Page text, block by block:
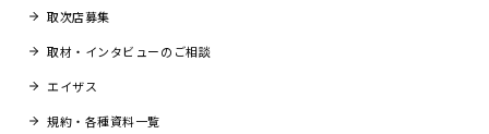
取次店募集
取材・インタビューのご相談
エイザス
規約・各種資料一覧